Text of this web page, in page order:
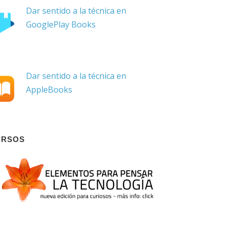
Dar sentido a la técnica en
GooglePlay Books
Dar sentido a la técnica en
AppleBooks